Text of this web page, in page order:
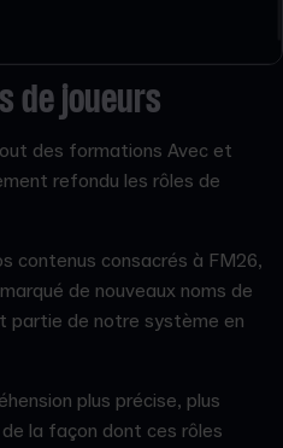
de joueurs
des formations Avec et
refondu les rôles de
contenus consacrés à FM26,
de nouveaux noms de
partie de notre système en
plus précise, plus
la façon dont ces rôles